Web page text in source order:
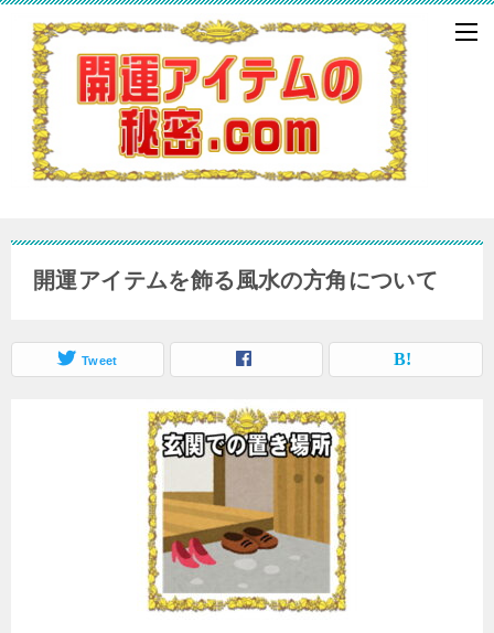
開運アイテムを飾る風水の方角について
Tweet